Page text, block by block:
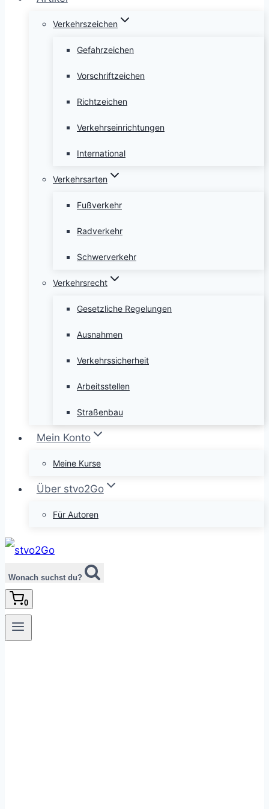
Verkehrszeichen
Gefahrzeichen
Vorschriftzeichen
Richtzeichen
Verkehrseinrichtungen
International
Verkehrsarten
Fußverkehr
Radverkehr
Schwerverkehr
Verkehrsrecht
Gesetzliche Regelungen
Ausnahmen
Verkehrssicherheit
Arbeitsstellen
Straßenbau
Mein Konto
Meine Kurse
Über stvo2Go
Für Autoren
Wonach suchst du?
0